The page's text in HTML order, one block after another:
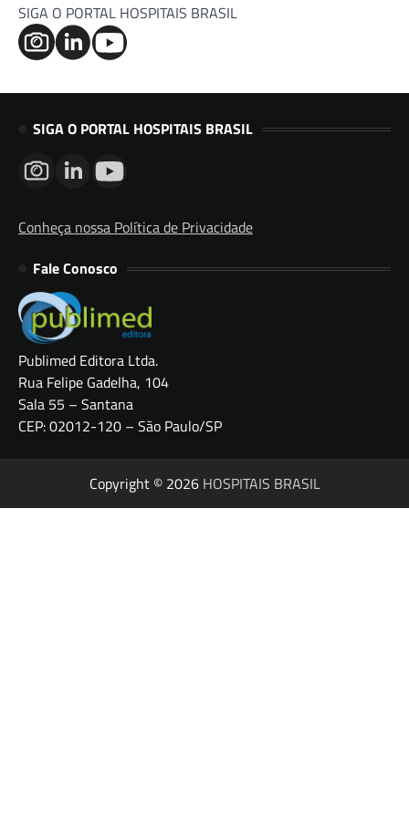
SIGA O PORTAL HOSPITAIS BRASIL
SIGA O PORTAL HOSPITAIS BRASIL
Conheça nossa Política de Privacidade
Fale Conosco
Publimed Editora Ltda.
Rua Felipe Gadelha, 104
Sala 55 – Santana
CEP: 02012-120 – São Paulo/SP
Copyright © 2026 HOSPITAIS BRASIL